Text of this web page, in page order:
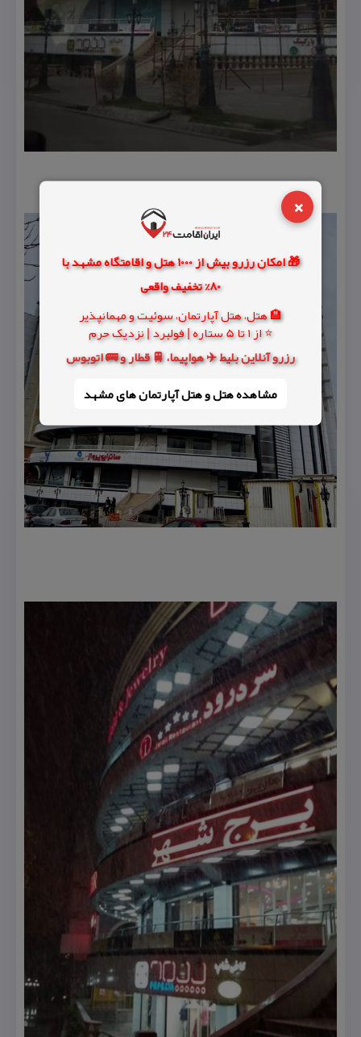
×
🎁 امکان رزرو بیش از 1000 هتل و اقامتگاه مشهد با
80% تخفیف واقعی
🏨 هتل، هتل آپارتمان، سوئیت و مهمانپذیر
⭐ از 1 تا 5 ستاره | فولبرد | نزدیک حرم
رزرو آنلاین بلیط ✈️ هواپیما، 🚆 قطار و 🚌 اتوبوس
مشاهده هتل و هتل‌ آپارتمان های مشهد